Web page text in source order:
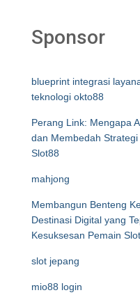
Sponsor
blueprint integrasi
teknologi okto88
Perang Link: Mengapa
dan Membedah
Slot88
mahjong
Membangun Benteng
Destinasi Digital yang
Kesuksesan Pemain Slot
slot jepang
mio88 login